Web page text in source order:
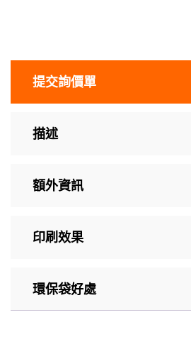
提交詢價單
描述
額外資訊
印刷效果
環保袋好處